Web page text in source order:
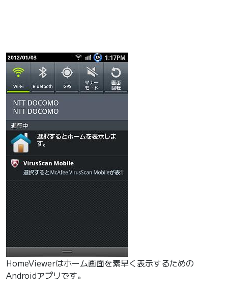
HomeViewerはホーム画面を素早く表示するための
Androidアプリです。